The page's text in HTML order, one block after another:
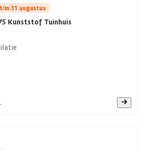
m 31 augustus
Kunststof Tuinhuis